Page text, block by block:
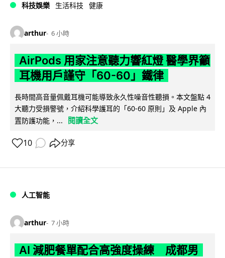
科技娛樂 生活科技 健康
arthur 6 小時
AirPods 用家注意聽力響紅燈 醫學界籲
耳機用戶謹守「60-60」鐵律
長時間高音量佩戴耳機可能導致永久性噪音性聽損。本文盤點 4
大聽力受損警號，介紹科學護耳的「60-60 原則」及 Apple 內
置防護功能，...
閱讀全文
10 分享
人工智能
arthur 7 小時
AI 減肥餐單配合高強度操練 成都男